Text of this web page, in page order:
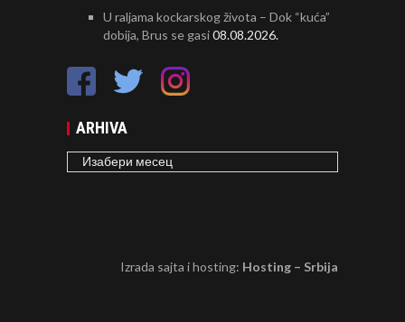
U raljama kockarskog života – Dok “kuća”
dobija, Brus se gasi08.08.2026.
ARHIVA
ARHIVA
Izrada sajta i hosting: Hosting – Srbija